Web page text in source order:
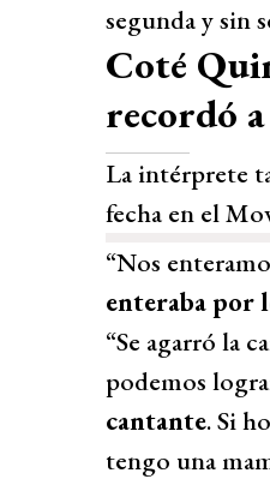
segunda y sin
Coté
recordó
La intérprete
fecha en el
“Nos
enteraba por
“Se agarró la
podemos
cantante. Si
tengo una